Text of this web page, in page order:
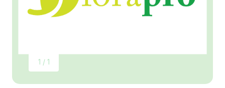
1 / 1